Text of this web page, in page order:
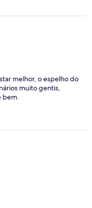
melhor, o espelho do
muito gentis,
bem.